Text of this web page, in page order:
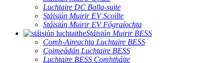
Luchtaire DC Balla-suite
Stáisiún Muirir EV Scoilte
Stáisiún Muirir EV Fógraíochta
Stáisiún Muirir BESS
Comh-Aireachta Luchtaire BESS
Coimeádán Luchtaire BESS
Luchtaire BESS Comhtháite